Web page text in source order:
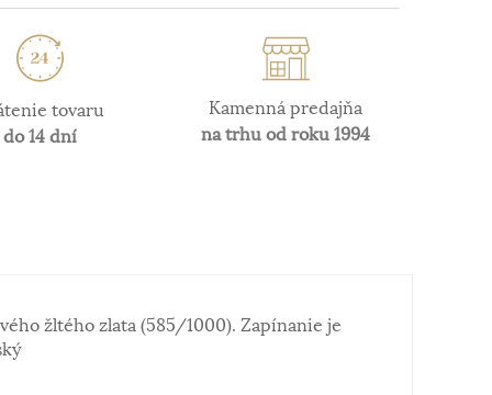
tovaru
do 14 dní
Kamenná predajňa
na trhu od roku 1994
žltého zlata (585/1000). Zapínanie je